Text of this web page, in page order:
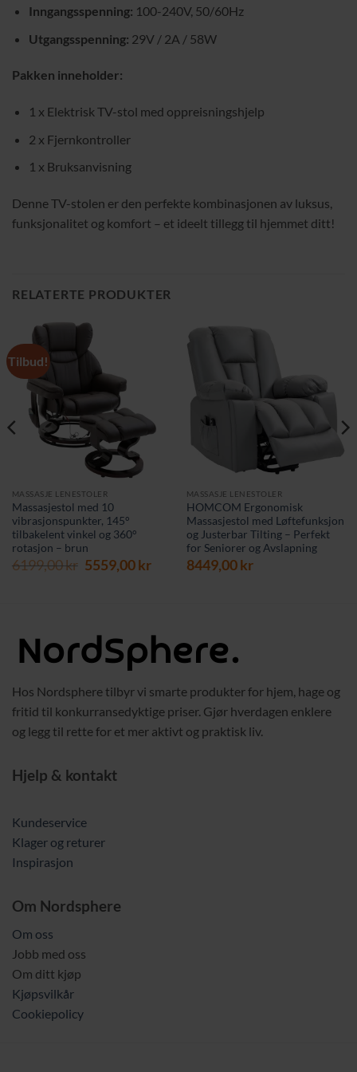
Inngangsspenning: 100-240V, 50/60Hz
Utgangsspenning: 29V / 2A / 58W
Pakken inneholder:
1 x Elektrisk TV-stol med oppreisningshjelp
2 x Fjernkontroller
1 x Bruksanvisning
Denne TV-stolen er den perfekte kombinasjonen av luksus,
funksjonalitet og komfort – et ideelt tillegg til hjemmet ditt!
RELATERTE PRODUKTER
Tilbud!
MASSASJE LENESTOLER
Massasjestol med 10
vibrasjonspunkter, 145°
tilbakelent vinkel og 360°
rotasjon – brun
6199,00kr Opprinnelig
5559,00krNåværende
MASSASJE LENESTOLER
HOMCOM Ergonomisk
Massasjestol med Løftefunksjon
og Justerbar Tilting – Perfekt
for Seniorer og Avslapning
8449,00kr
Hos Nordsphere tilbyr vi smarte produkter for hjem, hage og
fritid til konkurransedyktige priser. Gjør hverdagen enklere
og legg til rette for et mer aktivt og praktisk liv.
Hjelp & kontakt
Kundeservice
Klager og returer
Inspirasjon
Om Nordsphere
Om oss
Jobb med oss
Om ditt kjøp
Kjøpsvilkår
Cookiepolicy